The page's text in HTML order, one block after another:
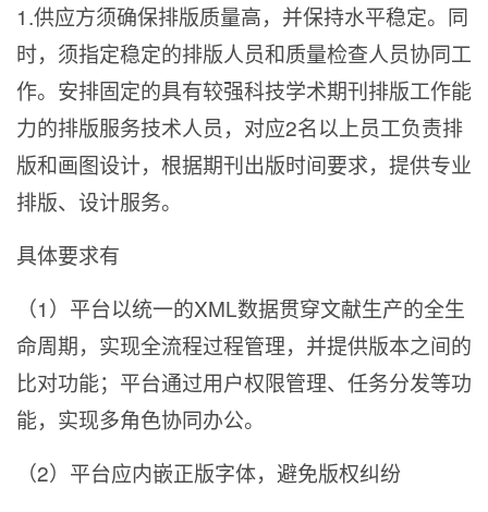
1.供应方须确保排版质量高，并保持水平稳定。同
时，须指定稳定的排版人员和质量检查人员协同工
作。安排固定的具有较强科技学术期刊排版工作能
力的排版服务技术人员，对应2名以上员工负责排
版和画图设计，根据期刊出版时间要求，提供专业
排版、设计服务。
具体要求有
（1）平台以统一的XML数据贯穿文献生产的全生
命周期，实现全流程过程管理，并提供版本之间的
比对功能；平台通过用户权限管理、任务分发等功
能，实现多角色协同办公。
（2）平台应内嵌正版字体，避免版权纠纷